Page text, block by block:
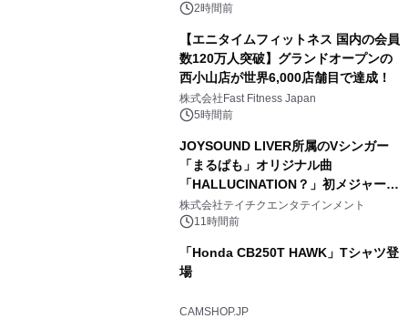
2時間前
【エニタイムフィットネス 国内の会員
数120万人突破】グランドオープンの
西小山店が世界6,000店舗目で達成！
株式会社Fast Fitness Japan
5時間前
JOYSOUND LIVER所属のVシンガー
「まるぱも」オリジナル曲
「HALLUCINATION？」初メジャー配
信リリース決定！
株式会社テイチクエンタテインメント
11時間前
「Honda CB250T HAWK」Tシャツ登
場
CAMSHOP.JP